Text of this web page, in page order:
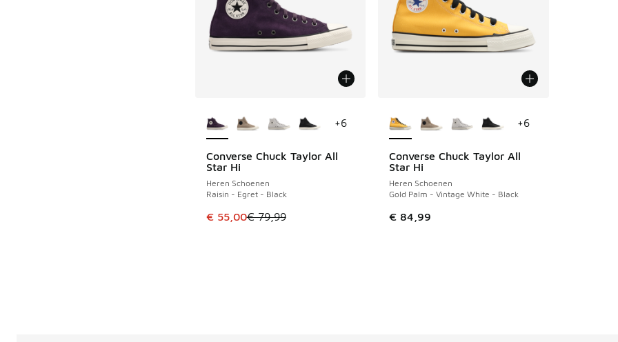
Converse Chuck Taylor All
Star Hi
Heren Schoenen
Raisin - Egret - Black
Dit artikel is in de uitverkoop. Dit artikel is in de aanbieding Prijs verlaagd van €
€ 55,00€ 79,99
BESPAAR € 24
+6
Converse Chuck Taylor All
Star Hi
Heren Schoenen
Gold Palm - Vintage White - Black
€ 84,99
+6